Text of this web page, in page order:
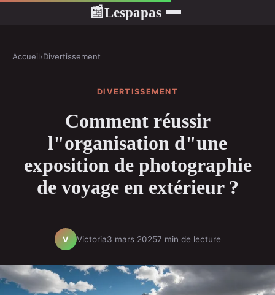
📰Lespapas
Accueil›Divertissement
DIVERTISSEMENT
Comment réussir
l"organisation d"une
exposition de photographie
de voyage en extérieur ?
V Victoria3 mars 20257 min de lecture